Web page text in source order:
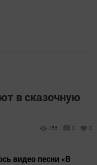
в сказочную
456 0 0
видео песни «В